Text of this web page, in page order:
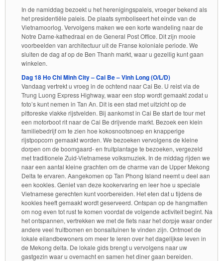
In de namiddag bezoekt u het herenigingspaleis, vroeger bekend als
het presidentiële paleis. De plaats symboliseert het einde van de
Vietnamoorlog. Vervolgens maken we een korte wandeling naar de
Notre Dame-kathedraal en de General Post Office. Dit zijn mooie
voorbeelden van architectuur uit de Franse koloniale periode. We
sluiten de dag af op de Ben Thanh markt, waar u gezellig kunt gaan
winkelen.
Dag 18 Ho Chi Minh City – Cai Be – Vinh Long (O/L/D)
Vandaag vertrekt u vroeg in de ochtend naar Cai Be. U reist via de
Trung Luong Express Highway, waar een stop wordt gemaakt zodat u
foto’s kunt nemen in Tan An. Dit is een stad met uitzicht op de
pittoreske vlakke rijstvelden. Bij aankomst in Cai Be start de tour met
een motorboot rit naar de Cai Be drijvende markt. Bezoek een klein
familiebedrijf om te zien hoe kokosnootsnoep en knapperige
rijstpopcorn gemaakt worden. We bezoeken vervolgens de kleine
dorpen om de boomgaard- en fruitplantage te bezoeken, vergezeld
met traditionele Zuid-Vietnamese volksmuziek. In de middag rijden we
naar een aantal kleine grachten om de charme van de Upper Mekong
Delta te ervaren. Aangekomen op Tan Phong Island neemt u deel aan
een kookles. Geniet van deze kookervaring en leer hoe u speciale
Vietnamese gerechten kunt voorbereiden. Het eten dat u tijdens de
kookles heeft gemaakt wordt geserveerd. Ontspan op de hangmatten
om nog even tot rust te komen voordat de volgende activiteit begint. Na
het ontspannen, vertrekken we met de fiets naar het dorpje waar onder
andere veel fruitbomen en bonsaituinen te vinden zijn. Ontmoet de
lokale eilandbewoners om meer te leren over het dagelijkse leven in
de Mekong delta. De lokale gids brengt u vervolgens naar uw
gastgezin waar u overnacht en samen het diner gaan bereiden.